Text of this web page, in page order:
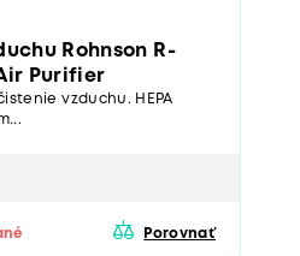
Rohnson R-
Purifier
vzduchu. HEPA
Porovnať